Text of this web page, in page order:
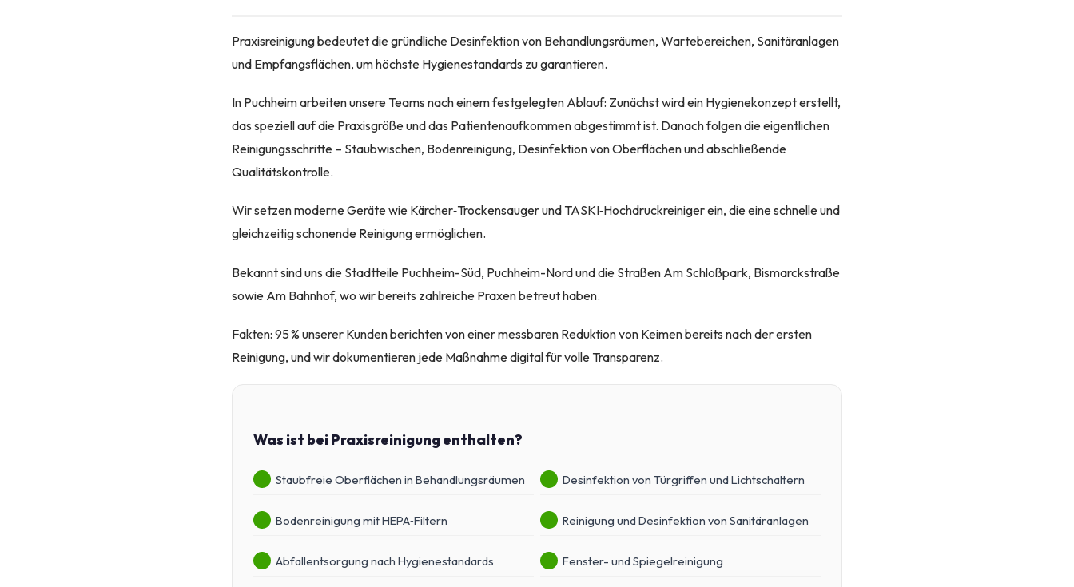
Praxisreinigung bedeutet die gründliche Desinfektion von Behandlungsräumen, Wartebereichen, Sanitäranlagen
und Empfangsflächen, um höchste Hygienestandards zu garantieren.
In Puchheim arbeiten unsere Teams nach einem festgelegten Ablauf: Zunächst wird ein Hygienekonzept erstellt,
das speziell auf die Praxisgröße und das Patientenaufkommen abgestimmt ist. Danach folgen die eigentlichen
Reinigungsschritte – Staubwischen, Bodenreinigung, Desinfektion von Oberflächen und abschließende
Qualitätskontrolle.
Wir setzen moderne Geräte wie Kärcher‑Trockensauger und TASKI‑Hochdruckreiniger ein, die eine schnelle und
gleichzeitig schonende Reinigung ermöglichen.
Bekannt sind uns die Stadtteile Puchheim-Süd, Puchheim-Nord und die Straßen Am Schloßpark, Bismarckstraße
sowie Am Bahnhof, wo wir bereits zahlreiche Praxen betreut haben.
Fakten: 95 % unserer Kunden berichten von einer messbaren Reduktion von Keimen bereits nach der ersten
Reinigung, und wir dokumentieren jede Maßnahme digital für volle Transparenz.
Was ist bei Praxisreinigung enthalten?
Staubfreie Oberflächen in Behandlungsräumen Desinfektion von Türgriffen und Lichtschaltern
Bodenreinigung mit HEPA‑Filtern Reinigung und Desinfektion von Sanitäranlagen
Abfallentsorgung nach Hygienestandards Fenster- und Spiegelreinigung